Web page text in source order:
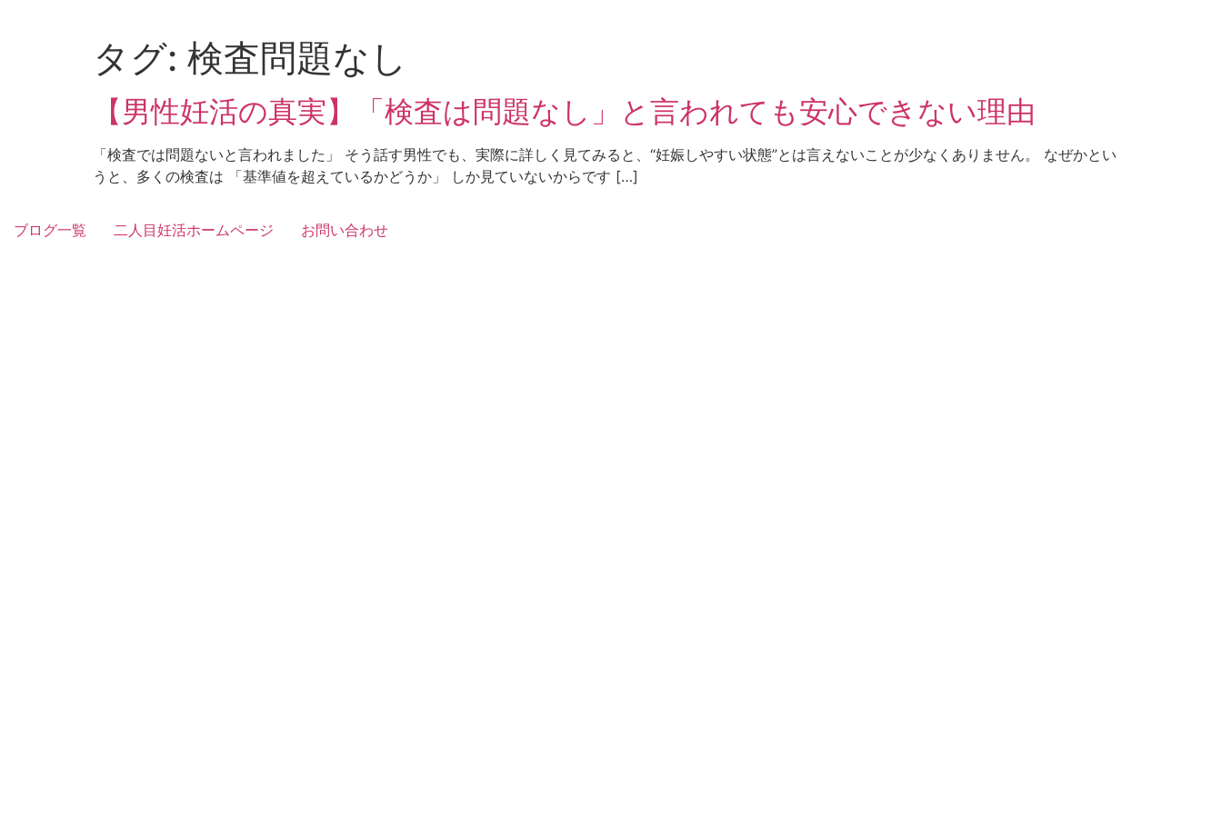
タグ: 検査問題なし
【男性妊活の真実】「検査は問題なし」と言われても安心できない理由
「検査では問題ないと言われました」 そう話す男性でも、実際に詳しく見てみると、“妊娠しやすい状態”とは言えないことが少なくありません。 なぜかとい
うと、多くの検査は 「基準値を超えているかどうか」 しか見ていないからです […]
ブログ一覧 二人目妊活ホームページ お問い合わせ